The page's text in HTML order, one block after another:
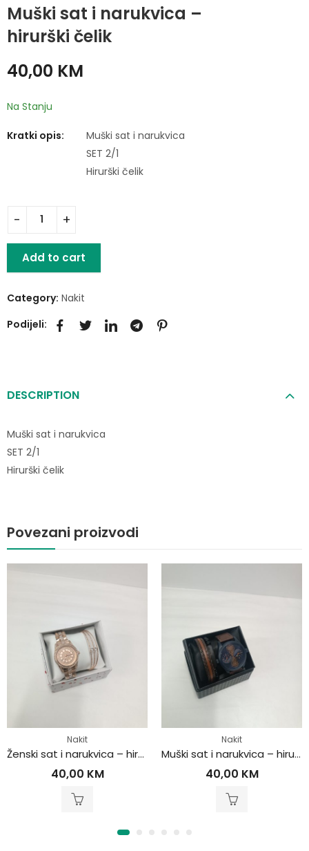
Muški sat i narukvica –
hirurški čelik
Muški sat i narukvica
40,00 KM
Na Stanju
Kratki opis:
Muški sat i narukvica
SET 2/1
Hirurški čelik
Add to cart
Category: Nakit
Podijeli:
DESCRIPTION
Muški sat i narukvica
SET 2/1
Hirurški čelik
Povezani proizvodi
Ženski sat i narukvica – hirurški čelik
40,00KM
Muški sat i narukvica – hirurški čelik
40,00KM